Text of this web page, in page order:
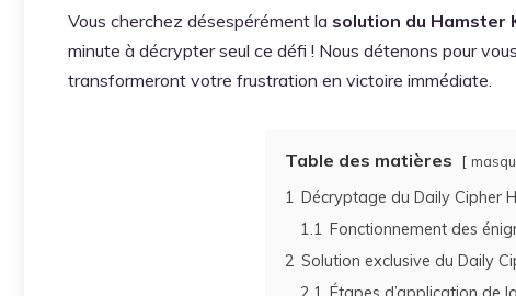
Vous cherchez désespérément la solution du Hamster
minute à décrypter seul ce défi ! Nous détenons pour
transformeront votre frustration en victoire immédiate.
Table des matières
1 Décryptage du Daily Cipher
1.1 Fonctionnement des
2 Solution exclusive du Daily